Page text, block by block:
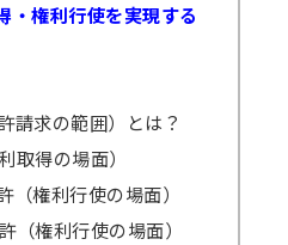
・権利行使を実現する
求の範囲）とは？
得の場面）
権利行使の場面）
権利行使の場面）